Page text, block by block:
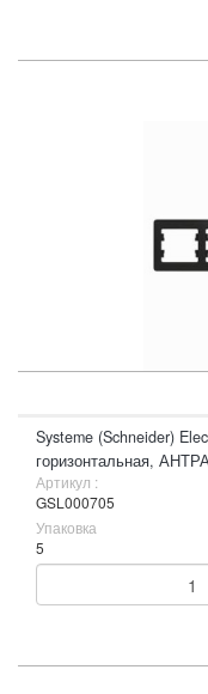
Systeme (Schneider)
горизонтальная,
Артикул :
GSL000705
Упаковка
5